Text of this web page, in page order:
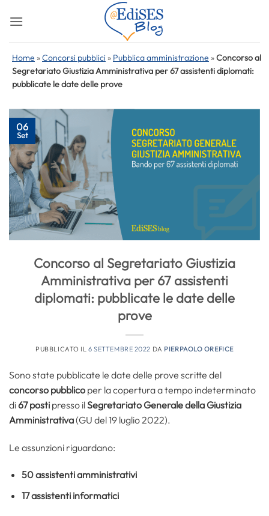
Home »Concorsi pubblici » Pubblica amministrazione »Concorso al
Segretariato Giustizia Amministrativa per 67 assistenti diplomati:
pubblicate le date delle prove
06
Set
Concorso al Segretariato Giustizia
Amministrativa per 67 assistenti
diplomati: pubblicate le date delle
prove
PUBBLICATO IL6 SETTEMBRE 2022 DA PIERPAOLO OREFICE
Sono state pubblicate le date delle prove scritte del
concorso pubblico per la copertura a tempo indeterminato
di67 posti presso ilSegretariato Generale della Giustizia
Amministrativa(GU del 19 luglio 2022).
Le assunzioni riguardano:
50 assistenti amministrativi
17 assistenti informatici